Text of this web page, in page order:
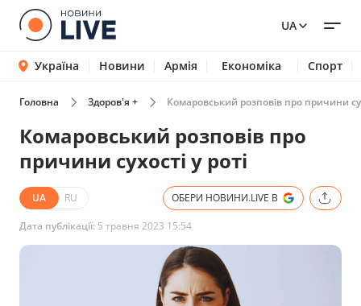
UA
Україна Новини Армія Економіка Спорт
Головна Здоров'я + Комаровський розповів про причини
Комаровський розповів про
причини сухості у роті
UA RU ОБЕРИ НОВИНИ.LIVE В
Дата публікації: 5 травня 2023 15:54